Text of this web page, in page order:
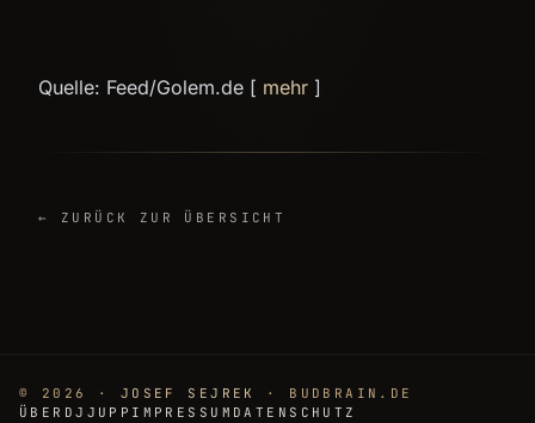
Quelle: Feed/Golem.de [ mehr ]
← ZURÜCK ZUR ÜBERSICHT
© 2026 · JOSEF SEJREK
· BUDBRAIN.DE
ÜBER DJJUPP IMPRESSUM DATENSCHUTZ